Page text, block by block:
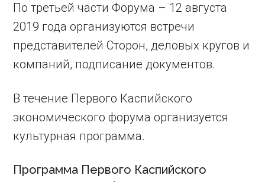
По третьей части Форума – 12 августа
2019 года организуются встречи
представителей Сторон, деловых кругов и
компаний, подписание документов.
В течение Первого Каспийского
экономического форума организуется
культурная программа.
Программа Первого Каспийского